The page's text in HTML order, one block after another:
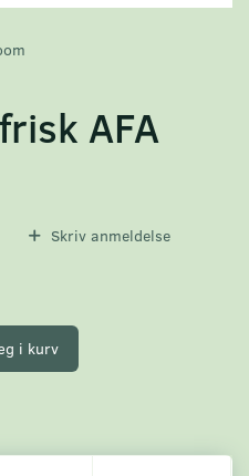
AFA
Skriv anmeldelse
i kurv